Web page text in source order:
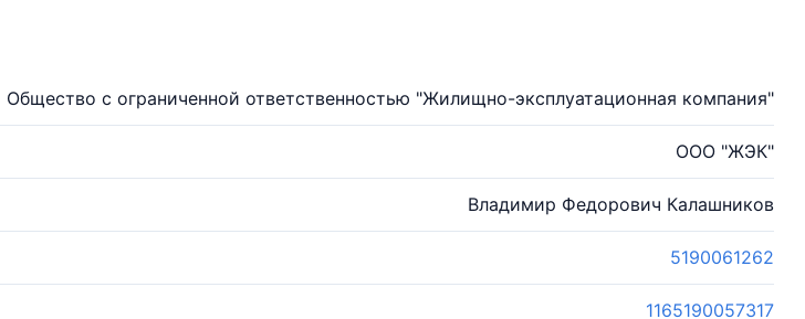
Общество с ограниченной ответственностью "Жилищно-эксплуатационная компания"
ООО "ЖЭК"
Владимир Федорович Калашников
5190061262
1165190057317